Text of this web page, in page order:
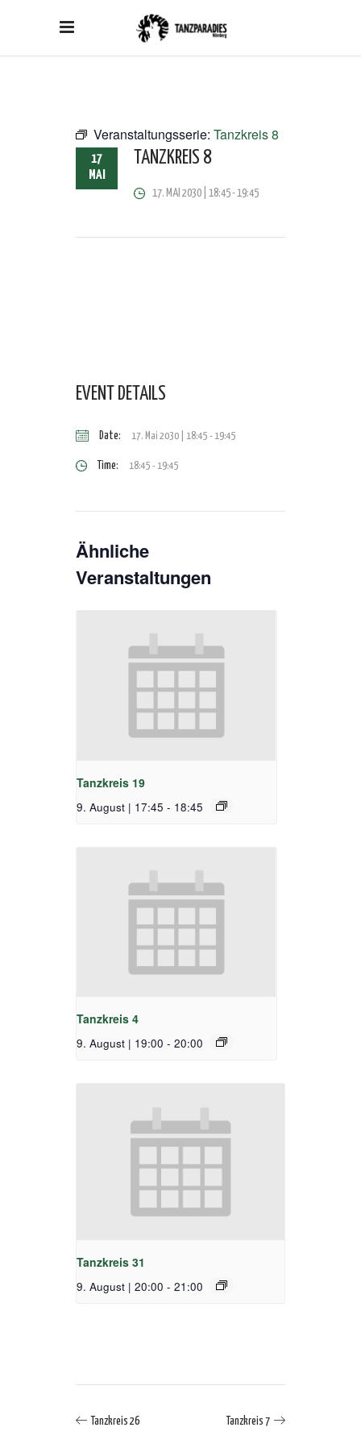
Veranstaltungsserie: Tanzkreis 8
17
MAI
TANZKREIS 8
17. MAI 2030 | 18:45-19:45
EVENT DETAILS
Date: 17. Mai 2030 | 18:45 -19:45
Time: 18:45 - 19:45
Ähnliche
Veranstaltungen
Tanzkreis 19
9. August | 17:45 - 18:45
Tanzkreis 4
9. August | 19:00 - 20:00
Tanzkreis 31
9. August | 20:00 - 21:00
Tanzkreis 26 Tanzkreis 7